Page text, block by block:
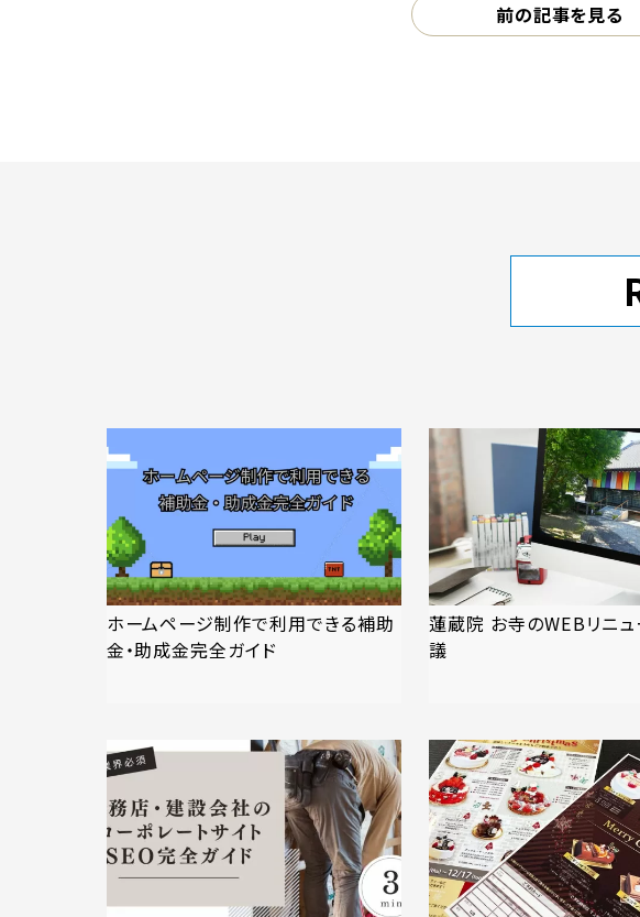
前の記事を見る
ホームページ制作で利用できる補助
金・助成金完全ガイド
蓮蔵院 お寺のWEBリニ
議